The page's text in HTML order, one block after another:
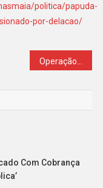
politica/papuda-
por-delacao/
Com Cobrança